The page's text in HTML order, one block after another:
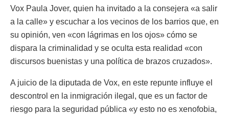
Vox Paula Jover, quien ha invitado a la consejera «a salir
a la calle» y escuchar a los vecinos de los barrios que, en
su opinión, ven «con lágrimas en los ojos» cómo se
dispara la criminalidad y se oculta esta realidad «con
discursos buenistas y una política de brazos cruzados».
A juicio de la diputada de Vox, en este repunte influye el
descontrol en la inmigración ilegal, que es un factor de
riesgo para la seguridad pública «y esto no es xenofobia,